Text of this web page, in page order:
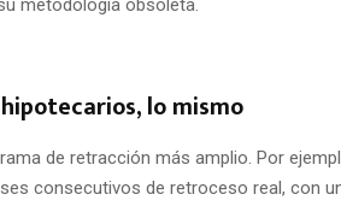
metodología obsoleta.
lo mismo
de retracción más amplio. Por
consecutivos de retroceso real, con